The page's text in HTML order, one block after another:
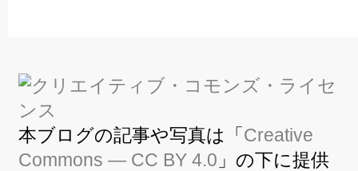
本ブログの記事や写真は「Creative
Commons — CC BY 4.0 」の下に提供